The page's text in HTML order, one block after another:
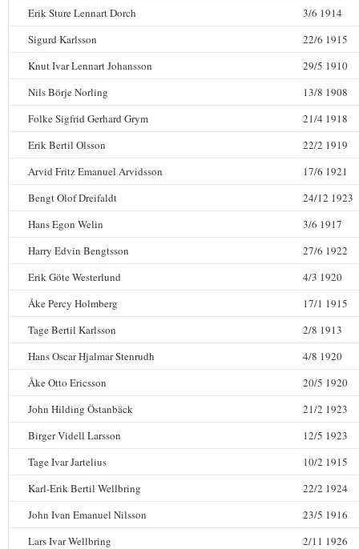
Erik Sture Lennart Dorch
3/6 1914
Sigurd Karlsson
22/6 1915
Knut Ivar Lennart Johansson
29/5 1910
Nils Börje Norling
13/8 1908
Folke Sigfrid Gerhard Grym
21/4 1918
Erik Bertil Olsson
22/2 1919
Arvid Fritz Emanuel Arvidsson
17/6 1921
Bengt Olof Dreifaldt
24/12 1923
Hans Egon Welin
3/6 1917
Harry Edvin Bengtsson
27/6 1922
Erik Göte Westerlund
4/3 1920
Åke Percy Holmberg
17/1 1915
Tage Bertil Karlsson
2/8 1913
Hans Oscar Hjalmar Stenrudh
4/8 1920
Åke Otto Ericsson
20/5 1920
John Hilding Östanbäck
21/2 1923
Birger Videll Larsson
12/5 1923
Tage Ivar Jartelius
10/2 1915
Karl-Erik Bertil Wellbring
22/2 1924
John Ivan Emanuel Nilsson
23/5 1916
Lars Ivar Wellbring
2/11 1926